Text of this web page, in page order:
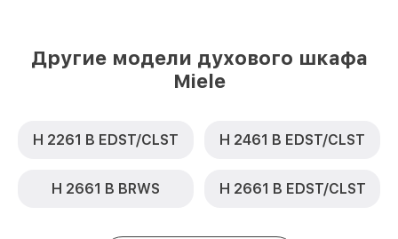
Другие модели духового шкафа
Miele
H 2261 B EDST/CLST H 2461 B EDST/CLST
H 2661 B BRWS H 2661 B EDST/CLST